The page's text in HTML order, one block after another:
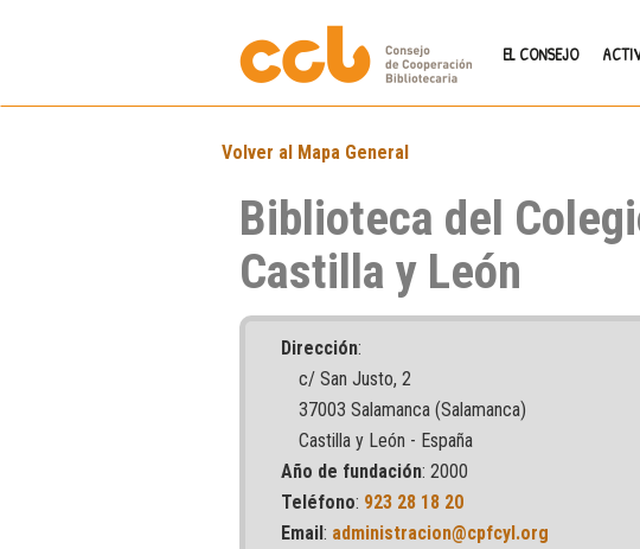
EL CONSEJO
Volver al Mapa General
Biblioteca del
Castilla y León
Dirección:
c/ San Justo, 2
37003 Salamanca (Salamanca)
Castilla y León - España
Año de fundación: 2000
Teléfono: 923 28 18 20
Email: administracion@cpfcyl.org